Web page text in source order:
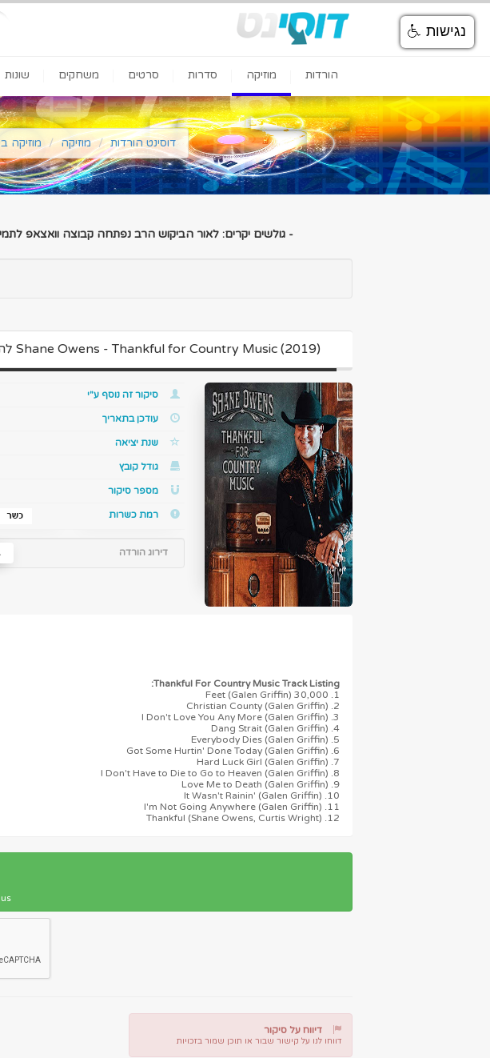
הורדות מוזיקה סדרות סרטים משחקים שונות
דוסינט הורדות מוזיקה מוזיקה
- גולשים יקרים: לאור הביקוש הרב נפתחה קבוצה וואצאפ
Shane Owens - Thankful for Country Music (2019) להורדה ולצפיה ישירה
סיקור זה נוסף ע"י
עודכן בתאריך
שנת יציאה
גודל קובץ
מספר סיקור
רמת כשרות
1 דירוג הורדה
Thankful For Country Music Track Listing:
1. 30,000 Feet (Galen Griffin)
2. Christian County (Galen Griffin)
3. I Don't Love You Any More (Galen Griffin)
4. Dang Strait (Galen Griffin)
5. Everybody Dies (Galen Griffin)
6. Got Some Hurtin' Done Today (Galen Griffin)
7. Hard Luck Girl (Galen Griffin)
8. I Don't Have to Die to Go to Heaven (Galen Griffin)
9. Love Me to Death (Galen Griffin)
10. It Wasn't Rainin' (Galen Griffin)
11. I'm Not Going Anywhere (Galen Griffin)
12. Thankful (Shane Owens, Curtis Wright)
דיווח על סיקור
דווחו לנו על קישור שבור או תוכן שמור בזכויות
דיווח על קישור שבור
נגישות